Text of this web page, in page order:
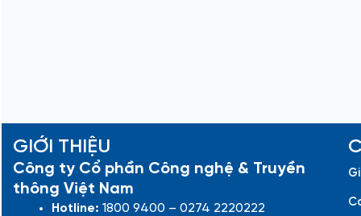
GIỚI THIỆU
Công ty Cổ phần Công nghệ & Truyền
thông Việt Nam
Hotline: 1800 9400 – 0274 2220222